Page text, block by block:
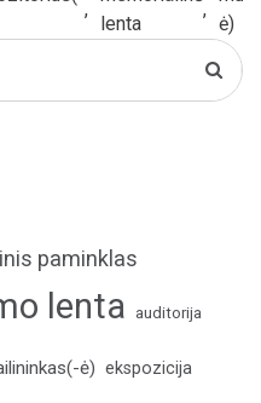
,
lenta
,
ė)
paminklas
lenta auditorija
ė) ekspozicija